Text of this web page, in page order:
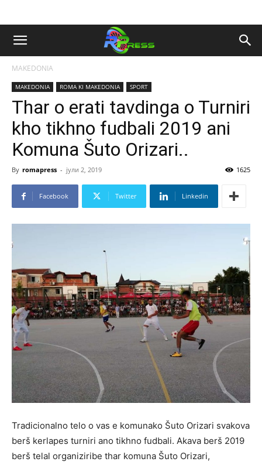
MAKEDONIA
MAKEDONIA ROMA KI MAKEDONIA SPORT
Thar o erati tavdinga o Turniri
kho tikhno fudbali 2019 ani
Komuna Šuto Orizari..
By romapress - јули 2, 2019 1625
Facebook Twitter Linkedin
Tradicionalno telo o vas e komunako Šuto Orizari svakova
berš kerlapes turniri ano tikhno fudbali. Akava berš 2019
berš telal organiziribe thar komuna Šuto Orizari,